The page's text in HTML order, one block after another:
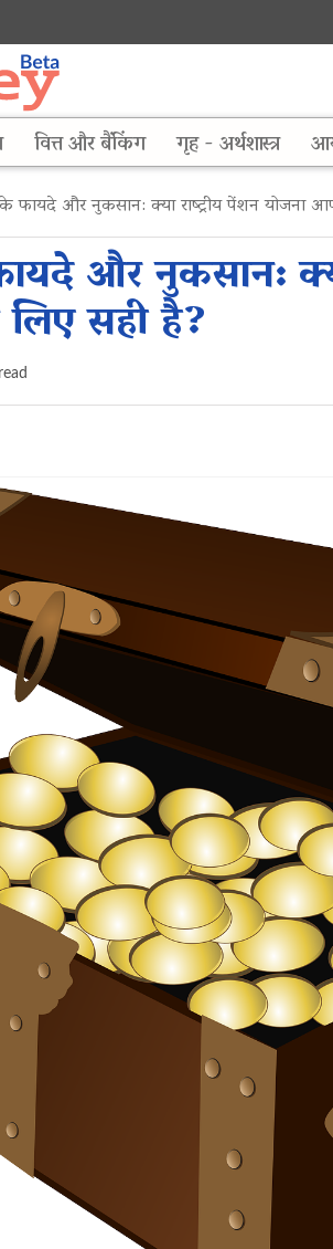
वित्त और बैंकिंग गृह - अर्थशास्त्र
फायदे और नुकसान: क्या राष्ट्रीय पेंशन योजना
और नुकसान:
सही है?